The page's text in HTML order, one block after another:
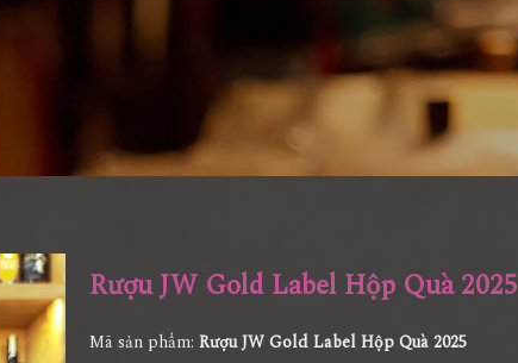
Rượu JW Gold Label Hộp Quà 2025
Mã sản phẩm: Rượu JW Gold Label Hộp Quà 2025